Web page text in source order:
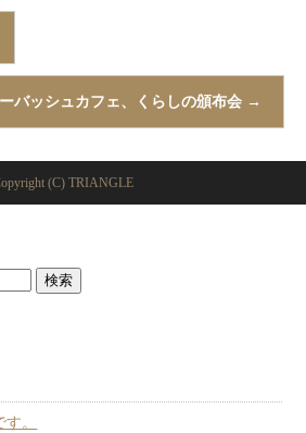
バッシュカフェ、くらしの頒布会 →
(C) TRIANGLE
。